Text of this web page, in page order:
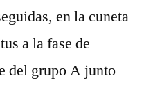
en la cuneta
a la fase de
del grupo A junto